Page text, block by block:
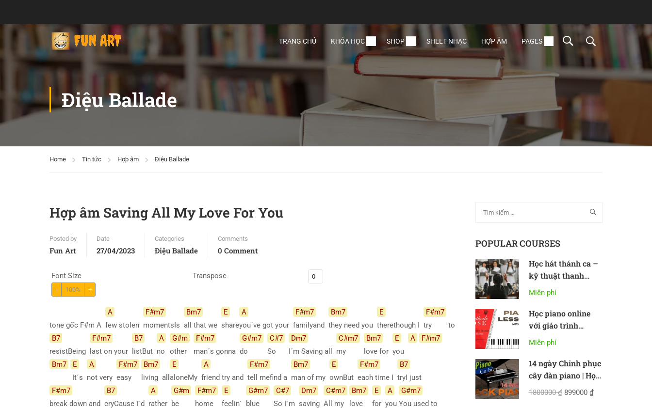
TRANG CHỦ KHÓA HỌC SHOP SHEET NHẠC HỢP ÂM PAGES
Điệu Ballade
Home Tin tức Hợp âm Điệu Ballade
Hợp âm Saving All My Love For You
Posted by
Fun Art
Date
27/04/2023
Categories
Điệu Ballade
Comments
0 Comment
Font Size
- 100% +
Transpose
tone gốc F#m A
A
few stolen
F#m7
momentsIs
Bm7
all that we
E
share
A
you´ve got your
F#m7
familyand
Bm7
they need you
E
therethough I
F#m7
try
to
B7
resistBeing
F#m7
last on your
B7
listBut
A
no
G#m
other
F#m7
man´s gonna
G#m7
do
C#7
So
Dm7
I´m Saving all
C#m7
my
Bm7
love for
E
you
A F#m7
Bm7
E
It´s
A
not very
F#m7
easy
Bm7
living all
E
aloneMy
A
friend try and
F#m7
tell mefind a
Bm7
man of my
E
ownBut
F#m7
each time I
B7
tryI just
F#m7
break down and
B7
cryCause I´d
A
rather
G#m
be
F#m7
home
E
feelin´
G#m7
blue
C#7
So I´m
Dm7
saving
C#m7
All my
Bm7
love
E
for
A
you
G#m7
You used to
POPULAR COURSES
Học hát thánh ca –
kỹ thuật thanh
nhạc cơ bản
Miễn phí
Học piano online
với giáo trình
Methode Rose
Miễn phí
14 ngày Chinh phục
cây đàn piano | Học
piano online cơ bản
1800000 ₫ 899000 ₫